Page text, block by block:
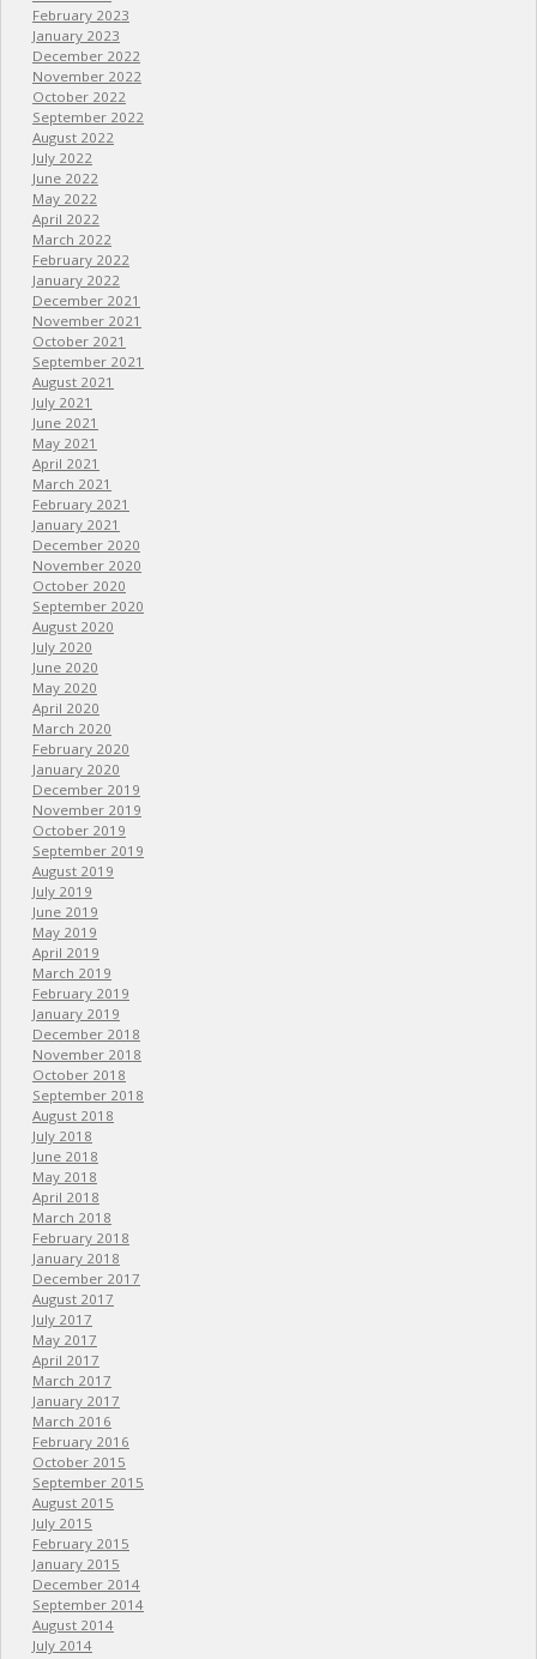
February 2023
January 2023
December 2022
November 2022
October 2022
September 2022
August 2022
July 2022
June 2022
May 2022
April 2022
March 2022
February 2022
January 2022
December 2021
November 2021
October 2021
September 2021
August 2021
July 2021
June 2021
May 2021
April 2021
March 2021
February 2021
January 2021
December 2020
November 2020
October 2020
September 2020
August 2020
July 2020
June 2020
May 2020
April 2020
March 2020
February 2020
January 2020
December 2019
November 2019
October 2019
September 2019
August 2019
July 2019
June 2019
May 2019
April 2019
March 2019
February 2019
January 2019
December 2018
November 2018
October 2018
September 2018
August 2018
July 2018
June 2018
May 2018
April 2018
March 2018
February 2018
January 2018
December 2017
August 2017
July 2017
May 2017
April 2017
March 2017
January 2017
March 2016
February 2016
October 2015
September 2015
August 2015
July 2015
February 2015
January 2015
December 2014
September 2014
August 2014
July 2014